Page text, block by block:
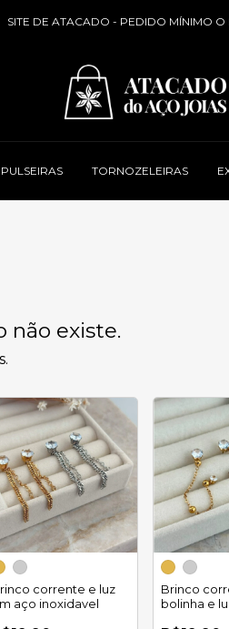
SITE DE ATACADO - PEDIDO MÍNIMO
PULSEIRAS TORNOZELEIRAS
não existe.
corrente e luz
aço inoxidavel
Brinco
bolinha e